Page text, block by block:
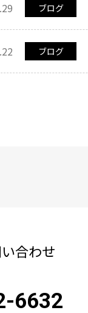
ブログ
ブログ
合わせ
6632